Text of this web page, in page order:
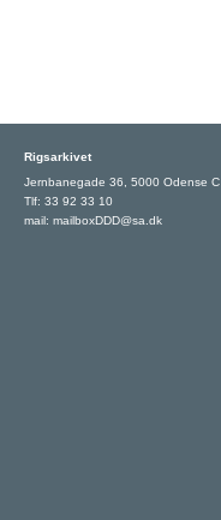
Rigsarkivet
Jernbanegade 36, 5000 Odense C
Tlf: 33 92 33 10
mail: mailboxDDD@sa.dk